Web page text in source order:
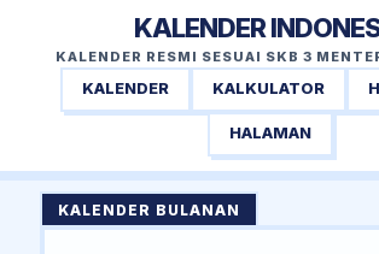
KALENDER
KALENDER RESMI SESUAI SKB 3
KALENDER KALKULATOR
HALAMAN
KALENDER BULANAN